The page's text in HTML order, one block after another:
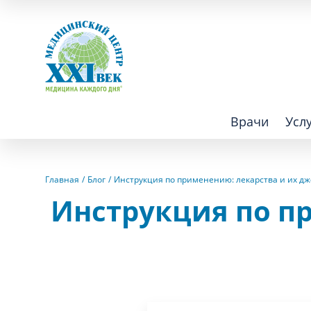
Врачи
Алгология (Центр лечения боли)
Главная Блог Инструкция по применению: лекарства и их
Инструкция по